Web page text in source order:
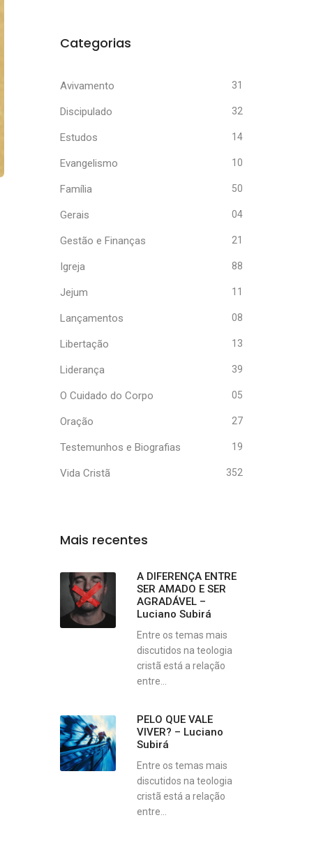
Categorias
Avivamento 31
Discipulado 32
Estudos 14
Evangelismo 10
Família 50
Gerais 04
Gestão e Finanças 21
Igreja 88
Jejum 11
Lançamentos 08
Libertação 13
Liderança 39
O Cuidado do Corpo 05
Oração 27
Testemunhos e Biografias 19
Vida Cristã 352
Mais recentes
A DIFERENÇA ENTRE
SER AMADO E SER
AGRADÁVEL –
Luciano Subirá
Entre os temas mais
discutidos na teologia
cristã está a relação
entre...
PELO QUE VALE
VIVER? – Luciano
Subirá
Entre os temas mais
discutidos na teologia
cristã está a relação
entre...